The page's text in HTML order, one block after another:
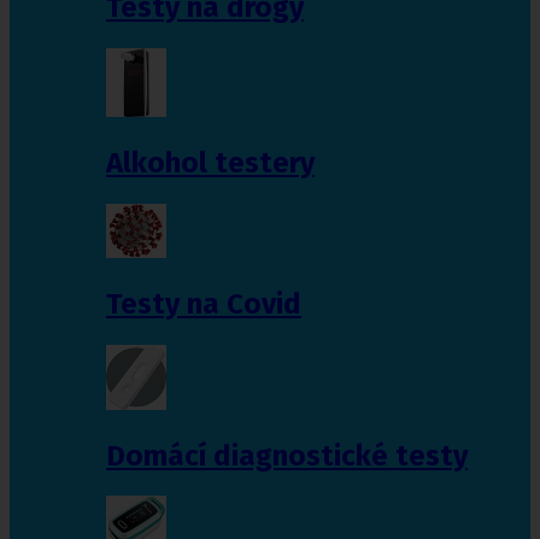
Testy na drogy
Alkohol testery
Testy na Covid
Domácí diagnostické testy